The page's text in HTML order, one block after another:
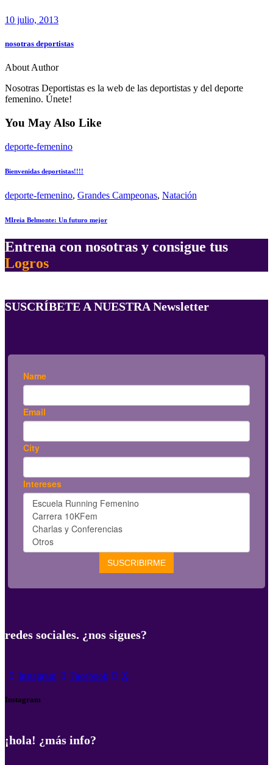
10 julio, 2013
nosotras deportistas
About Author
Nosotras Deportistas es la web de las deportistas y del deporte
femenino. Únete!
You May Also Like
deporte-femenino
Bienvenidas deportistas!!!!
deporte-femenino, Grandes Campeonas, Natación
MIreia Belmonte: Un futuro mejor
Entrena con nosotras y consigue tus
Logros
SUSCRÍBETE A NUESTRA Newsletter
redes sociales. ¿nos sigues?
Instagram Facebook X
Instagram
¡hola! ¿más info?